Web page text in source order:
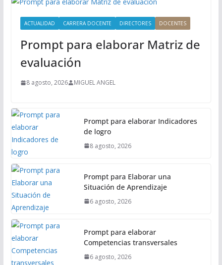
ACTUALIDAD CARRERA DOCENTE DIRECTORES DOCENTES
Prompt para elaborar Matriz de
evaluación
8 agosto, 2026 MIGUEL ANGEL
Prompt para elaborar Indicadores
de logro
8 agosto, 2026
Prompt para Elaborar una
Situación de Aprendizaje
6 agosto, 2026
Prompt para elaborar
Competencias transversales
6 agosto, 2026